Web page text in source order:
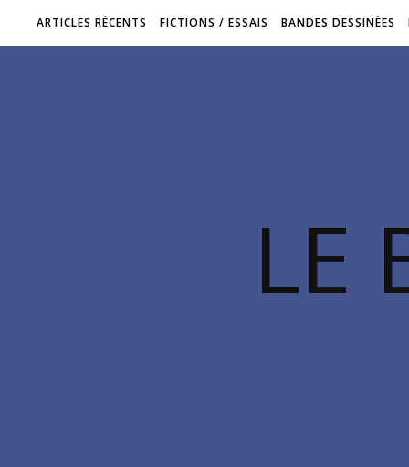
ARTICLES RÉCENTS FICTIONS / ESSAIS BANDES DESSINÉES
LE